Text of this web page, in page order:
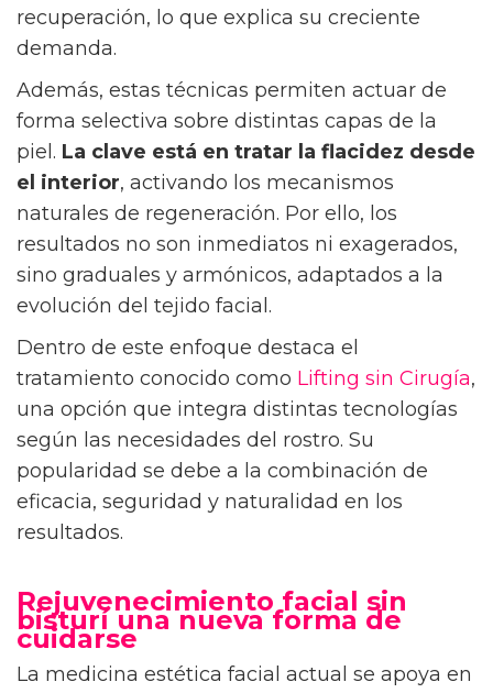
recuperación, lo que explica su creciente
demanda.
Además, estas técnicas permiten actuar de
forma selectiva sobre distintas capas de la
piel. La clave está en tratar la flacidez desde
el interior, activando los mecanismos
naturales de regeneración. Por ello, los
resultados no son inmediatos ni exagerados,
sino graduales y armónicos, adaptados a la
evolución del tejido facial.
Dentro de este enfoque destaca el
tratamiento conocido como Lifting sin Cirugía,
una opción que integra distintas tecnologías
según las necesidades del rostro. Su
popularidad se debe a la combinación de
eficacia, seguridad y naturalidad en los
resultados.
Rejuvenecimiento facial sin
bisturí una nueva forma de
cuidarse
La medicina estética facial actual se apoya en